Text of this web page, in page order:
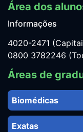
Área dos
Informações
4020-2471
0800 3782246
Áreas de
Biomédicas
Exatas